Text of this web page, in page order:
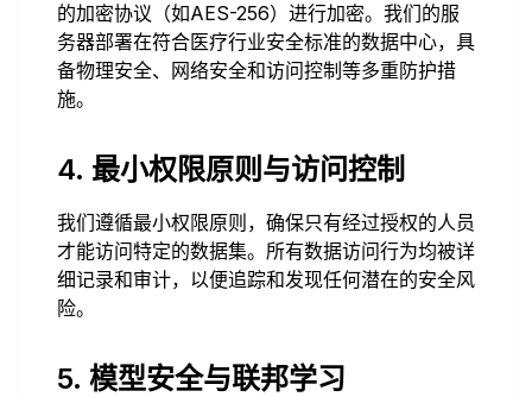
的加密协议（如AES-256）进行加密。我们的服
务器部署在符合医疗行业安全标准的数据中心，具
备物理安全、网络安全和访问控制等多重防护措
施。
4. 最小权限原则与访问控制
我们遵循最小权限原则，确保只有经过授权的人员
才能访问特定的数据集。所有数据访问行为均被详
细记录和审计，以便追踪和发现任何潜在的安全风
险。
5. 模型安全与联邦学习